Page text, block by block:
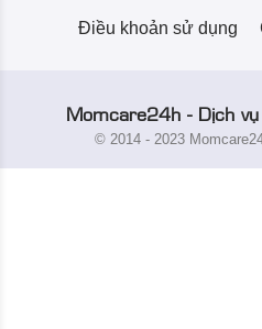
Điều khoản sử dụng
Momcare24h - Dịch
© 2014 - 2023